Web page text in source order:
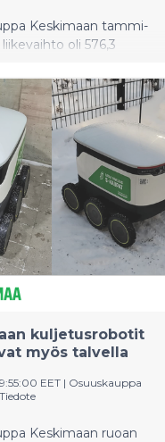
Keskimaan tammi-
oli 576,3
0,5 prosenttia.
tasainen kehitys jatkui
myynnin
alan markkinaa
erityisen haastava
kuljetusrobotit
myös talvella
EET | Osuuskauppa
Tiedote
Keskimaan ruoan